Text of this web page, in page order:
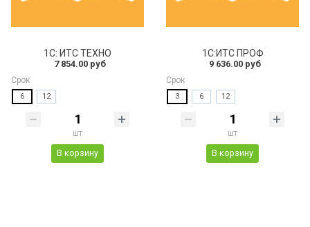
1С: ИТС ТЕХНО
7 854.00 руб
Срок
6 12
шт
В корзину
1С:ИТС ПРОФ
9 636.00 руб
Срок
3 6 12
шт
В корзину